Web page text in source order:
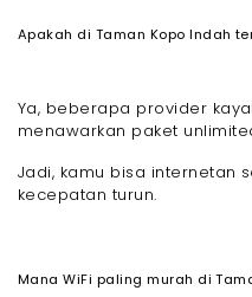
Apakah di Taman Kopo Indah
Ya, beberapa provider
menawarkan paket
Jadi, kamu bisa internetan
kecepatan turun.
Mana WiFi paling murah di